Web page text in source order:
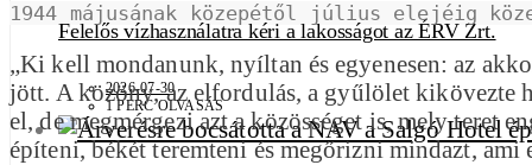
Felelős vízhasználatra kéri a lakosságot az ÉRV Zrt.
2026-07-30
1 PERC OLVASÁS
1944 májusának közepétől július elejéig
„Ki kell mondanunk, nyíltan és egyenesen: az
jött. A közöny, az elfordulás, a gyűlölet kikövezte
el, de megmérgezi azt a közösséget is, mely teret
építeni, békét teremteni és megőrizni mindazt, ami